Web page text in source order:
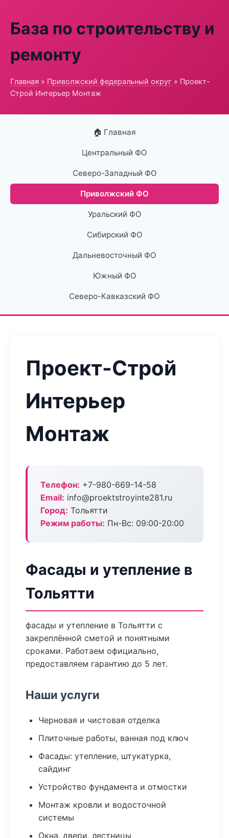
База по строительству и
ремонту
Главная » Приволжский федеральный округ » Проект-
Строй Интерьер Монтаж
🏠 Главная
Центральный ФО
Северо-Западный ФО
Приволжский ФО
Уральский ФО
Сибирский ФО
Дальневосточный ФО
Южный ФО
Северо-Кавказский ФО
Проект-Строй
Интерьер
Монтаж
Телефон: +7-980-669-14-58
Email: info@proektstroyinte281.ru
Город: Тольятти
Режим работы: Пн-Вс: 09:00-20:00
Фасады и утепление в
Тольятти
фасады и утепление в Тольятти с
закреплённой сметой и понятными
сроками. Работаем официально,
предоставляем гарантию до 5 лет.
Наши услуги
Черновая и чистовая отделка
Плиточные работы, ванная под ключ
Фасады: утепление, штукатурка,
сайдинг
Устройство фундамента и отмостки
Монтаж кровли и водосточной
системы
Окна, двери, лестницы